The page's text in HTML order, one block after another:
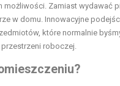
Zamiast wydawać
w domu. Innowacyjne
które normalnie
roboczej.